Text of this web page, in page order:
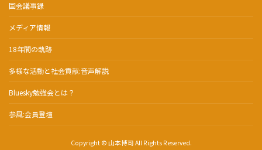
国会議事録
メディア情報
18年間の軌跡
多様な活動と社会貢献:音声解説
Bluesky勉強会とは？
参風:会員登壇
Copyright © 山本博司 All Rights Reserved.